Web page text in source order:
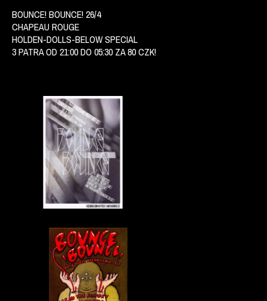
BOUNCE! BOUNCE! 26/4
CHAPEAU ROUGE
HOLDEN-DOLLS-BELOW SPECIAL
3 PATRA OD 21:00 DO 05:30 ZA 80 CZK!